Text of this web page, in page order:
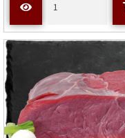
m
i
t
5